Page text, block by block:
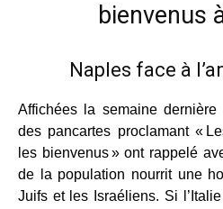
bienvenus
Naples face à
Affichées la semaine
des pancartes proclamant «
les bienvenus » ont rappelé
de la population nourrit une
Juifs et les Israéliens. Si